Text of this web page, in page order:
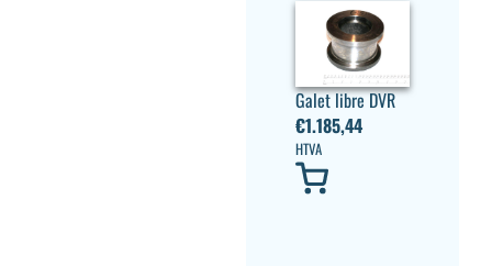
Galet libre DVR
€1.185,44
HTVA